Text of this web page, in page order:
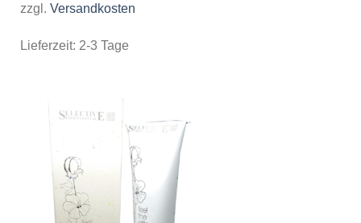
zzgl. Versandkosten
Lieferzeit: 2-3 Tage